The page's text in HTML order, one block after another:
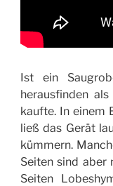
Ist ein
herausfinden
kaufte. In einem
ließ das Gerät
kümmern.
Seiten sind
Seiten